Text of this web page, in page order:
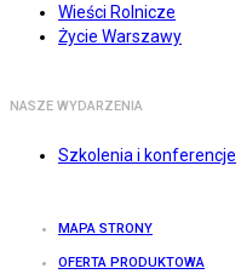
Wieści Rolnicze
Życie Warszawy
NASZE WYDARZENIA
Szkolenia i konferencje
MAPA STRONY
OFERTA PRODUKTOWA